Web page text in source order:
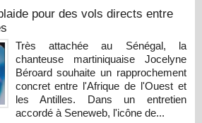
pour des vols directs entre
Très attachée au Sénégal, la
chanteuse martiniquaise Jocelyne
Béroard souhaite un rapprochement
concret entre l'Afrique de l'Ouest et
les Antilles. Dans un entretien
accordé à Seneweb, l'icône de...